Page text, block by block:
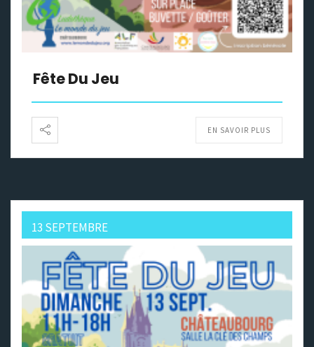
Fête Du Jeu
EN SAVOIR PLUS
13 SEPTEMBRE